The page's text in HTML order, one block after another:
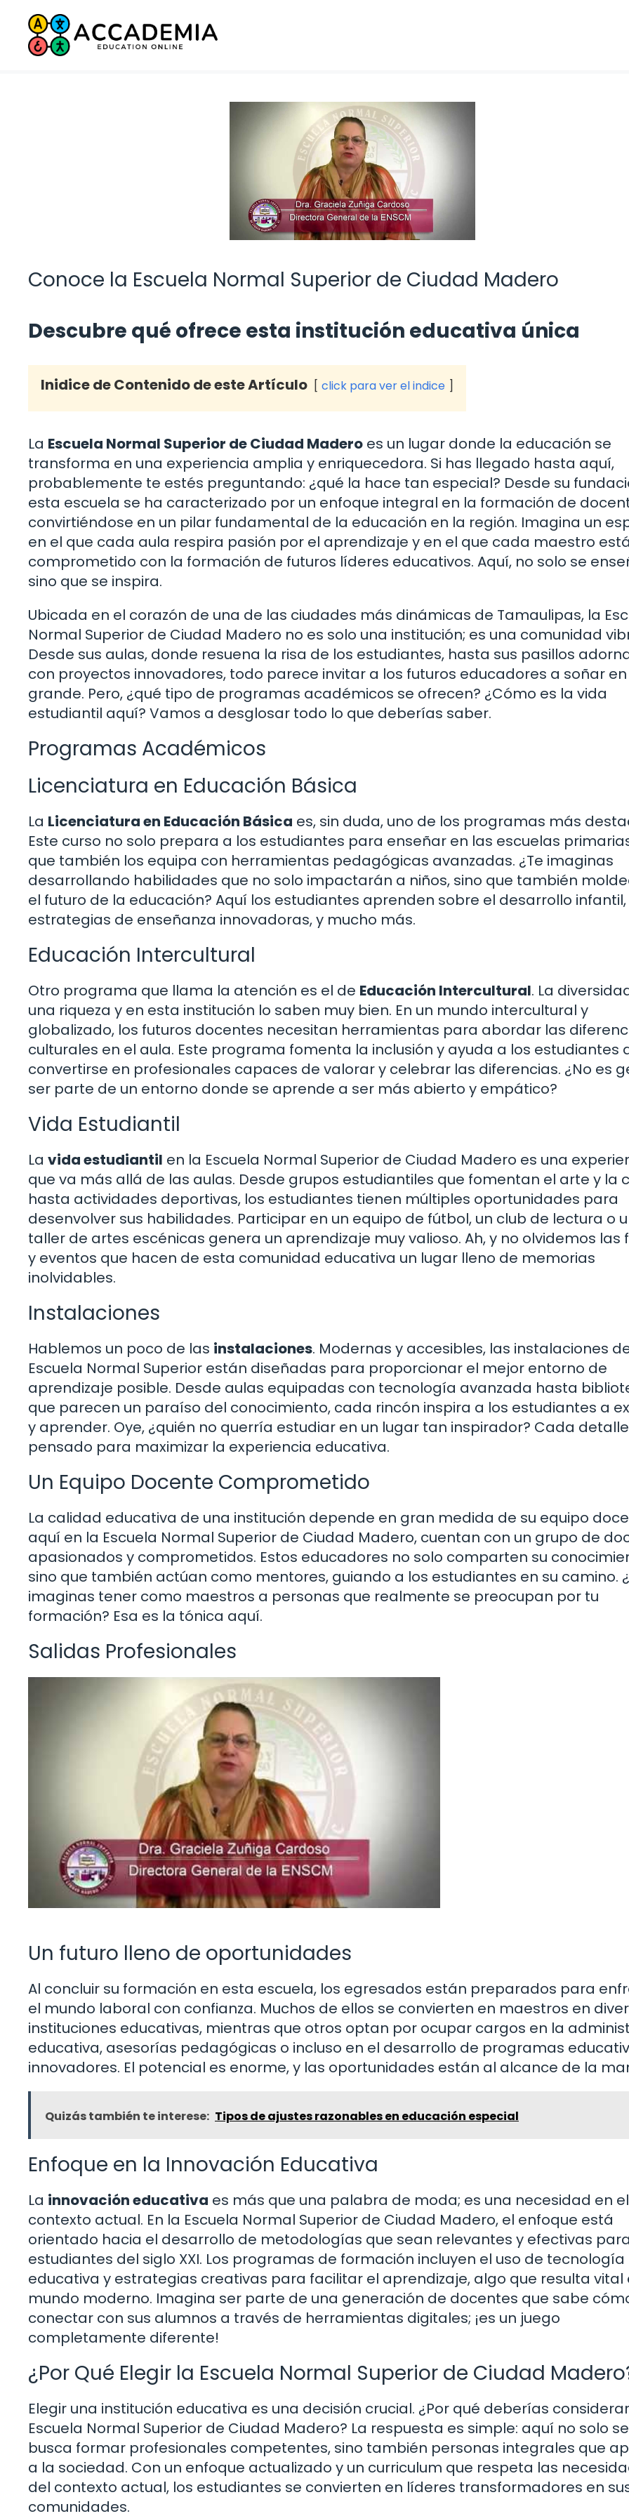
Saltar
contenido
Conoce la Escuela Normal Superior de Ciudad Madero
Descubre qué ofrece esta institución educativa única
Inidice de Contenido de este Artículo click para ver el indice
La Escuela Normal Superior de Ciudad Madero es un lugar donde la educación se
transforma en una experiencia amplia y enriquecedora. Si has llegado hasta aquí,
probablemente te estés preguntando: ¿qué la hace tan especial? Desde su
esta escuela se ha caracterizado por un enfoque integral en la formación de
convirtiéndose en un pilar fundamental de la educación en la región. Imagina un
en el que cada aula respira pasión por el aprendizaje y en el que cada maestro
comprometido con la formación de futuros líderes educativos. Aquí, no solo se
sino que se inspira.
Ubicada en el corazón de una de las ciudades más dinámicas de Tamaulipas, la
Normal Superior de Ciudad Madero no es solo una institución; es una comunidad
Desde sus aulas, donde resuena la risa de los estudiantes, hasta sus pasillos
con proyectos innovadores, todo parece invitar a los futuros educadores a soñar en
grande. Pero, ¿qué tipo de programas académicos se ofrecen? ¿Cómo es la vida
estudiantil aquí? Vamos a desglosar todo lo que deberías saber.
Programas Académicos
Licenciatura en Educación Básica
La Licenciatura en Educación Básica es, sin duda, uno de los programas más
Este curso no solo prepara a los estudiantes para enseñar en las escuelas
que también los equipa con herramientas pedagógicas avanzadas. ¿Te imaginas
desarrollando habilidades que no solo impactarán a niños, sino que también
el futuro de la educación? Aquí los estudiantes aprenden sobre el desarrollo infantil,
estrategias de enseñanza innovadoras, y mucho más.
Educación Intercultural
Otro programa que llama la atención es el de Educación Intercultural. La
una riqueza y en esta institución lo saben muy bien. En un mundo intercultural y
globalizado, los futuros docentes necesitan herramientas para abordar las
culturales en el aula. Este programa fomenta la inclusión y ayuda a los estudiantes
convertirse en profesionales capaces de valorar y celebrar las diferencias. ¿No es
ser parte de un entorno donde se aprende a ser más abierto y empático?
Vida Estudiantil
La vida estudiantil en la Escuela Normal Superior de Ciudad Madero es una
que va más allá de las aulas. Desde grupos estudiantiles que fomentan el arte y la
hasta actividades deportivas, los estudiantes tienen múltiples oportunidades para
desenvolver sus habilidades. Participar en un equipo de fútbol, un club de lectura o
taller de artes escénicas genera un aprendizaje muy valioso. Ah, y no olvidemos las
y eventos que hacen de esta comunidad educativa un lugar lleno de memorias
inolvidables.
Instalaciones
Hablemos un poco de las instalaciones. Modernas y accesibles, las instalaciones
Escuela Normal Superior están diseñadas para proporcionar el mejor entorno de
aprendizaje posible. Desde aulas equipadas con tecnología avanzada hasta
que parecen un paraíso del conocimiento, cada rincón inspira a los estudiantes a
y aprender. Oye, ¿quién no querría estudiar en un lugar tan inspirador? Cada
pensado para maximizar la experiencia educativa.
Un Equipo Docente Comprometido
La calidad educativa de una institución depende en gran medida de su equipo
aquí en la Escuela Normal Superior de Ciudad Madero, cuentan con un grupo de
apasionados y comprometidos. Estos educadores no solo comparten su
sino que también actúan como mentores, guiando a los estudiantes en su camino.
imaginas tener como maestros a personas que realmente se preocupan por tu
formación? Esa es la tónica aquí.
Salidas Profesionales
Un futuro lleno de oportunidades
Al concluir su formación en esta escuela, los egresados están preparados para
el mundo laboral con confianza. Muchos de ellos se convierten en maestros en
instituciones educativas, mientras que otros optan por ocupar cargos en la
educativa, asesorías pedagógicas o incluso en el desarrollo de programas
innovadores. El potencial es enorme, y las oportunidades están al alcance de la
Quizás también te interese: Tipos de ajustes razonables en educación especial
Enfoque en la Innovación Educativa
La innovación educativa es más que una palabra de moda; es una necesidad en el
contexto actual. En la Escuela Normal Superior de Ciudad Madero, el enfoque está
orientado hacia el desarrollo de metodologías que sean relevantes y efectivas
estudiantes del siglo XXI. Los programas de formación incluyen el uso de tecnología
educativa y estrategias creativas para facilitar el aprendizaje, algo que resulta vital
mundo moderno. Imagina ser parte de una generación de docentes que sabe
conectar con sus alumnos a través de herramientas digitales; ¡es un juego
completamente diferente!
¿Por Qué Elegir la Escuela Normal Superior de Ciudad
Elegir una institución educativa es una decisión crucial. ¿Por qué deberías
Escuela Normal Superior de Ciudad Madero? La respuesta es simple: aquí no solo se
busca formar profesionales competentes, sino también personas integrales que
a la sociedad. Con un enfoque actualizado y un curriculum que respeta las
del contexto actual, los estudiantes se convierten en líderes transformadores en
comunidades.